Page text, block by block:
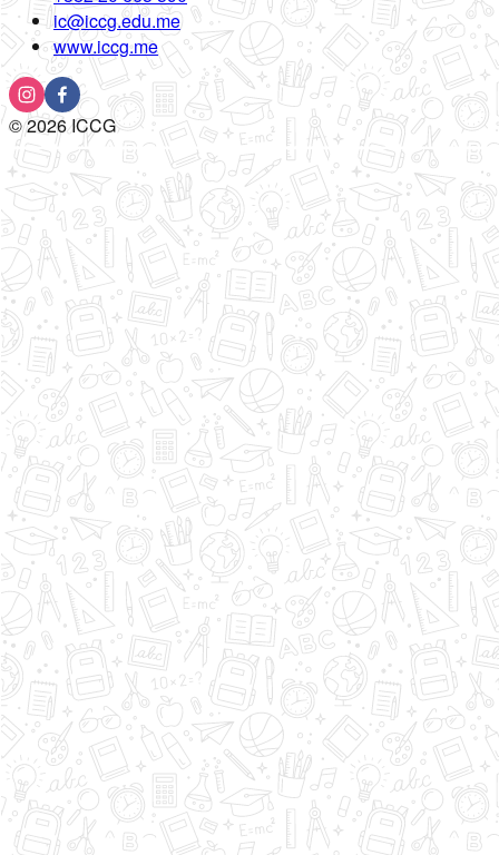
ic@iccg.edu.me
www.iccg.me
©2026ICCG